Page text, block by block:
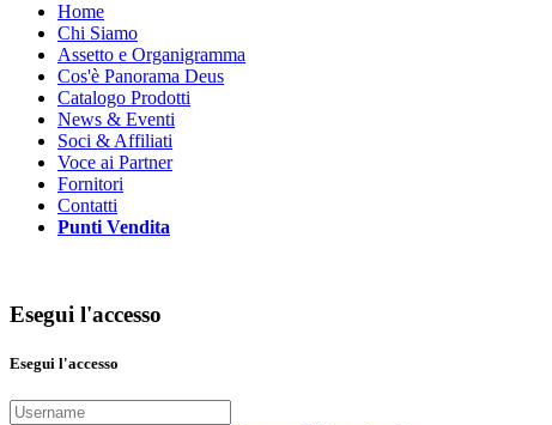
Home
Chi Siamo
Assetto e Organigramma
Cos'è Panorama Deus
Catalogo Prodotti
News & Eventi
Soci & Affiliati
Voce ai Partner
Fornitori
Contatti
Punti Vendita
Esegui l'accesso
Esegui l'accesso